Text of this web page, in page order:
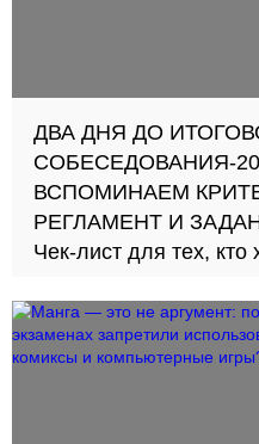
ДВА ДНЯ ДО
СОБЕСЕДОВАНИЯ-
ВСПОМИНАЕМ
РЕГЛАМЕНТ И
Чек-лист для тех, кто